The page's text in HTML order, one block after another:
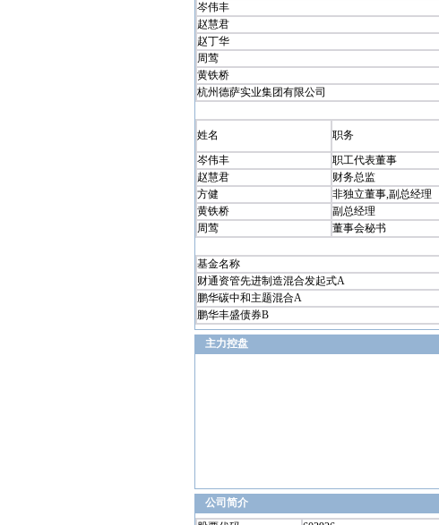
岑伟丰
赵慧君
赵丁华
周莺
黄铁桥
杭州德萨实业集团有限公司
姓名 职务
岑伟丰
职工代表董事
赵慧君
财务总监
方健
非独立董事,副总经理
黄铁桥
副总经理
周莺
董事会秘书
基金名称
财通资管先进制造混合发起式A
鹏华碳中和主题混合A
鹏华丰盛债券B
主力控盘
公司简介